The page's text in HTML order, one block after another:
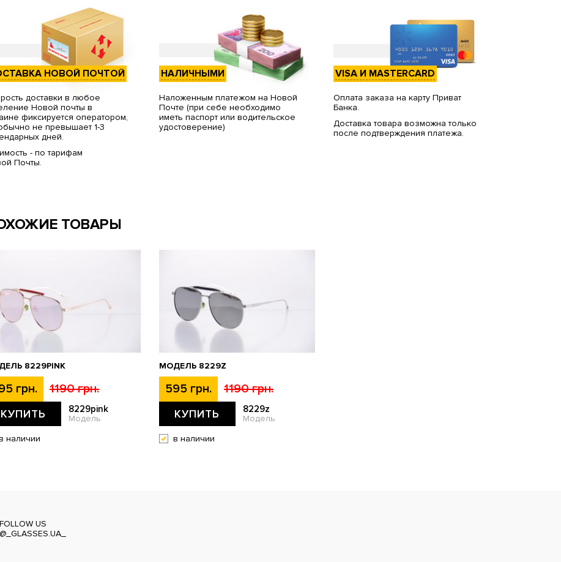
НОВОЙ ПОЧТОЙ
доставки в любое
Новой почты в
фиксируется оператором,
не превышает 1-3
дней.
- по тарифам
Почты.
НАЛИЧНЫМИ
Наложенным платежом на Новой
Почте (при себе необходимо
иметь паспорт или водительское
удостоверение)
VISA И MASTERCARD
Оплата заказа на карту Приват
Банка.
Доставка товара возможна только
после подтверждения платежа.
ТОВАРЫ
8229PINK
грн. 1190 грн.
КУПИТЬ 8229pink
Модель
наличии
МОДЕЛЬ 8229Z
595 грн. 1190 грн.
КУПИТЬ 8229z
Модель
в наличии
FOLLOW US
@_GLASSES.UA_